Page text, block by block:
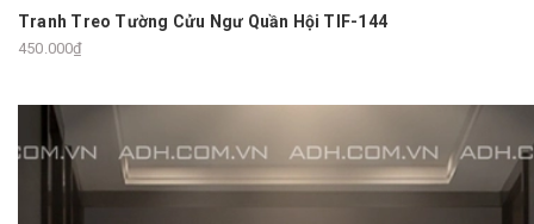
Tranh Treo Tường Cửu Ngư Quần Hội TIF-144
450.000₫